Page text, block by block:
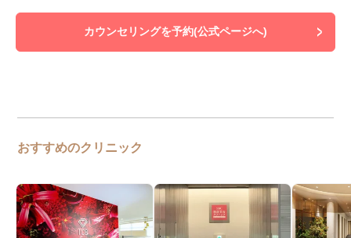
カウンセリングを予約(公式ページへ)
おすすめのクリニック